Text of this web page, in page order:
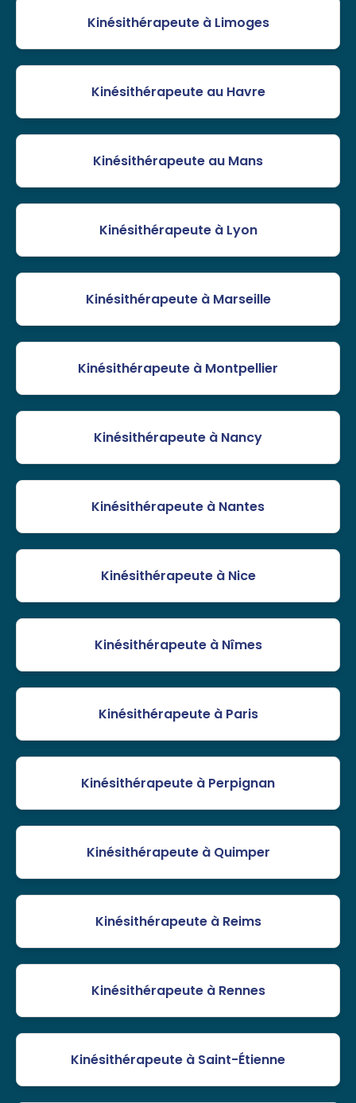
Kinésithérapeute à Limoges
Kinésithérapeute au Havre
Kinésithérapeute au Mans
Kinésithérapeute à Lyon
Kinésithérapeute à Marseille
Kinésithérapeute à Montpellier
Kinésithérapeute à Nancy
Kinésithérapeute à Nantes
Kinésithérapeute à Nice
Kinésithérapeute à Nîmes
Kinésithérapeute à Paris
Kinésithérapeute à Perpignan
Kinésithérapeute à Quimper
Kinésithérapeute à Reims
Kinésithérapeute à Rennes
Kinésithérapeute à Saint-Étienne